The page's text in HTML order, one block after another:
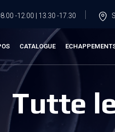
-12.00 | 13.30 -17.30
CATALOGUE
Tutte